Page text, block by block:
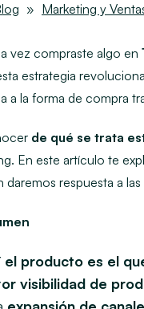
» Marketing y
vez compraste algo en
estrategia
a la forma de compra
de qué se trata
En este artículo te
daremos respuesta a las
el producto es el
visibilidad de